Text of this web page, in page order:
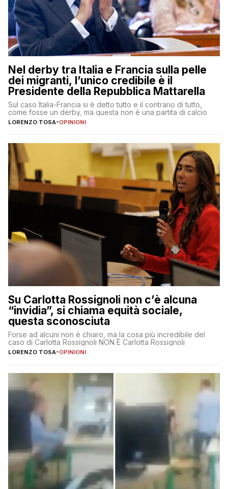
Nel derby tra Italia e Francia sulla pelle
dei migranti, l’unico credibile è il
Presidente della Repubblica Mattarella
Sul caso Italia-Francia si è detto tutto e il contrario di tutto,
come fosse un derby, ma questa non è una partita di calcio
LORENZO TOSA-OPINIONI
Su Carlotta Rossignoli non c’è alcuna
“invidia”, si chiama equità sociale,
questa sconosciuta
Forse ad alcuni non è chiaro, ma la cosa più incredibile del
caso di Carlotta Rossignoli NON È Carlotta Rossignoli
LORENZO TOSA-OPINIONI